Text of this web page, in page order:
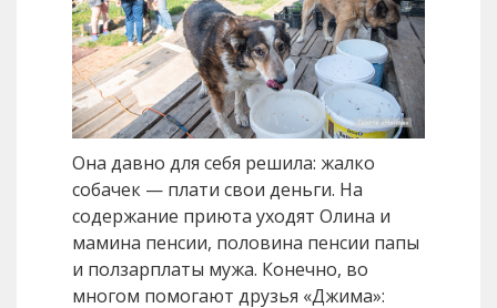
Она давно для себя решила: жалко
собачек — плати свои деньги. На
содержание приюта уходят Олина и
мамина пенсии, половина пенсии папы
и ползарплаты мужа. Конечно, во
многом помогают друзья «Джима»: